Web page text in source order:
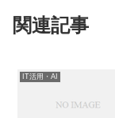
関連記事
IT活用・AI